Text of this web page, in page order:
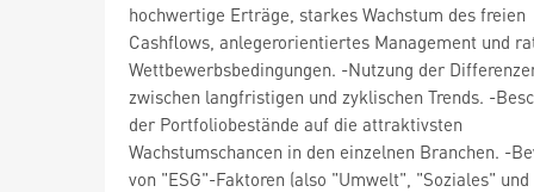
hochwertige Erträge, starkes Wachstum des freien
Cashflows, anlegerorientiertes Management und
Wettbewerbsbedingungen. -Nutzung der
zwischen langfristigen und zyklischen Trends. -
der Portfoliobestände auf die attraktivsten
Wachstumschancen in den einzelnen Branchen. -
von "ESG"-Faktoren (also "Umwelt", "Soziales" und